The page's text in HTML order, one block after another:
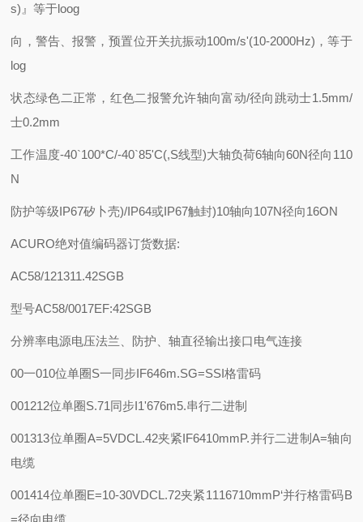
s)』等于loog
向，警告、报警，预置位开关抗振动100m/s'(10-2000Hz)，等于
log
状态绿色二正常，红色二报警允许轴向富动/径向跳动士1.5mm/
士0.2mm
工作温度-40`100*C/-40`85'C(,S线型)大轴负荷6轴向60N径向110
N
防护等级IP67矽卜壳)/IP64或IP67触封)10轴向107N径向16ON
ACURO绝对值编码器订货数据:
AC58/121311.42SGB
型号AC58/0017EF:42SGB
分辨率电源电压法兰、防护、轴直径输出接口电气连接
00一010位单圈S一同步IF646m.SG=SSI格雷码
001212位单圈S.71同步I1'676m5.串行二进制
001313位单圈A=5VDCL.42夹紧IF6410mmP.并行二进制A=轴向
电缆
001414位单圈E=10-30VDCL.72夹紧1116710mmP‘并行格雷码B
=径向电缆